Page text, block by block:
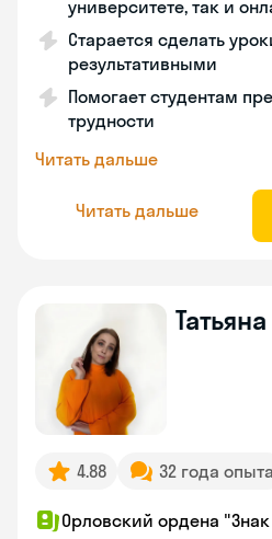
университете, так и
Старается сделать
результативными
Помогает студентам
трудности
Читать дальше
Читать дальше
Татьяна
4.88 32 года опыта
Орловский ордена